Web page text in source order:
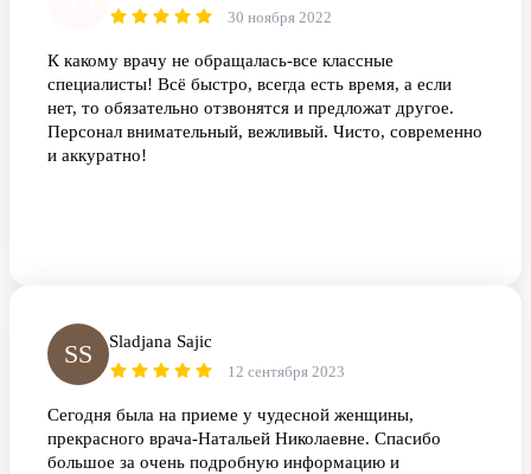
30 ноября 2022
К какому врачу не обращалась-все классные
специалисты! Всё быстро, всегда есть время, а если
нет, то обязательно отзвонятся и предложат другое.
Персонал внимательный, вежливый. Чисто, современно
и аккуратно!
SS Sladjana Sajic
12 сентября 2023
Сегодня была на приеме у чудесной женщины,
прекрасного врача-Натальей Николаевне. Спасибо
большое за очень подробную информацию и